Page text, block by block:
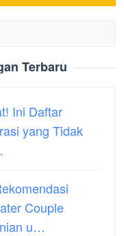
Terbaru
Ini Daftar
yang Tidak
Couple
u…